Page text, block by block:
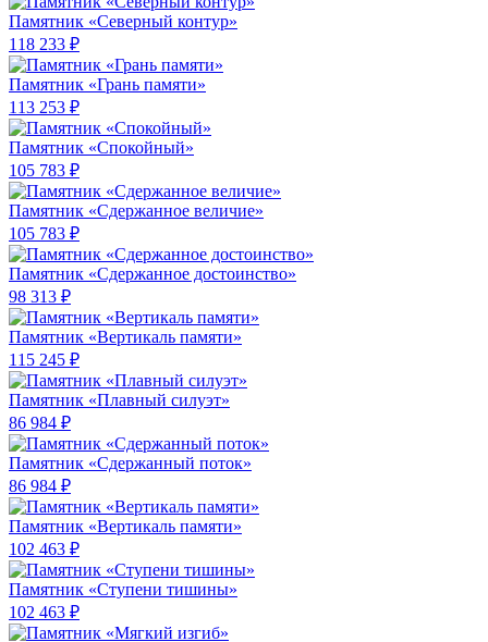
Памятник «Северный контур»
118 233 ₽
Памятник «Грань памяти»
113 253 ₽
Памятник «Спокойный»
105 783 ₽
Памятник «Сдержанное величие»
105 783 ₽
Памятник «Сдержанное достоинство»
98 313 ₽
Памятник «Вертикаль памяти»
115 245 ₽
Памятник «Плавный силуэт»
86 984 ₽
Памятник «Сдержанный поток»
86 984 ₽
Памятник «Вертикаль памяти»
102 463 ₽
Памятник «Ступени тишины»
102 463 ₽